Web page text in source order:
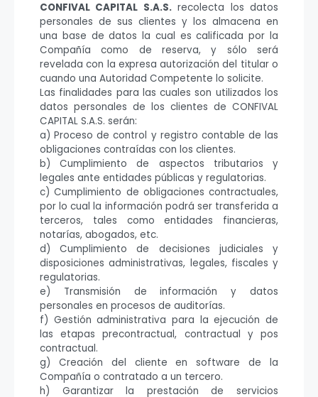
CONFIVAL CAPITAL S.A.S.recolecta los datos
personales de sus clientes y los almacena en
una base de datos la cual es calificada por la
Compañía como de reserva, y sólo será
revelada con la expresa autorización del titular o
cuando una Autoridad Competente lo solicite.
Las finalidades para las cuales son utilizados los
datos personales de los clientes de CONFIVAL
CAPITAL S.A.S. serán:
a) Proceso de control y registro contable de las
obligaciones contraídas con los clientes.
b) Cumplimiento de aspectos tributarios y
legales ante entidades públicas y regulatorias.
c) Cumplimiento de obligaciones contractuales,
por lo cual la información podrá ser transferida a
terceros, tales como entidades financieras,
notarías, abogados, etc.
d) Cumplimiento de decisiones judiciales y
disposiciones administrativas, legales, fiscales y
regulatorias.
e) Transmisión de información y datos
personales en procesos de auditorías.
f) Gestión administrativa para la ejecución de
las etapas precontractual, contractual y pos
contractual.
g) Creación del cliente en software de la
Compañía o contratado a un tercero.
h) Garantizar la prestación de servicios